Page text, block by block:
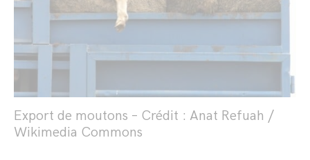
Export de moutons – Crédit : Anat Refuah /
Wikimedia Commons